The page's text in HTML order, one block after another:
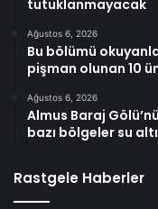
tutuklanmayacak
Ağustos 6, 2026
Bu bölümü
pişman olunan 10
Ağustos 6, 2026
Almus Baraj
bazı bölgeler su
Rastgele Haberler